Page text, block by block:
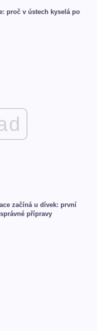
proč v ústech kyselá po
začíná u dívek: první
přípravy